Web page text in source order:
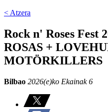
< Atzera
Rock n' Roses Fest
ROSAS +
MOTÖRKILLERS
Bilbao 2026(e)ko Ekainak 6